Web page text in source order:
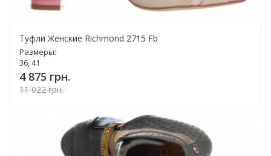
Туфли Женские Richmond 2715 Fb
Размеры:
36, 41
4 875 грн.
11 022 грн.